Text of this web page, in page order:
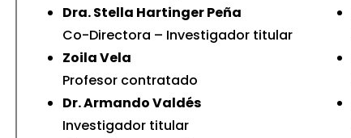
Dra. Stella Hartinger Peña
Co-Directora – Investigador titular
Zoila Vela
Profesor contratado
Dr. Armando Valdés
Investigador titular
Change in South America
son Health and Climate Change
Ambiente y Salud